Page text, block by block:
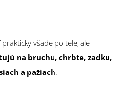
všade po tele, ale
na bruchu, chrbte, zadku,
a pažiach.